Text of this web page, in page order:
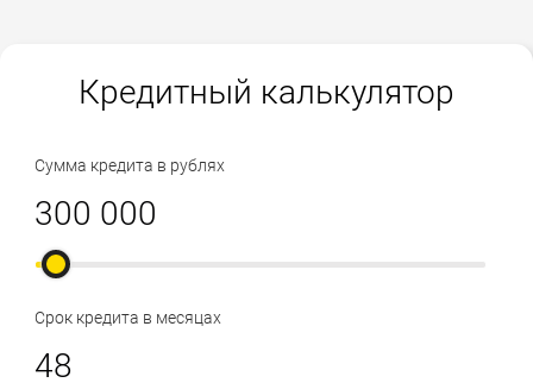
Кредитный калькулятор
Сумма кредита в рублях
Срок кредита в месяцах